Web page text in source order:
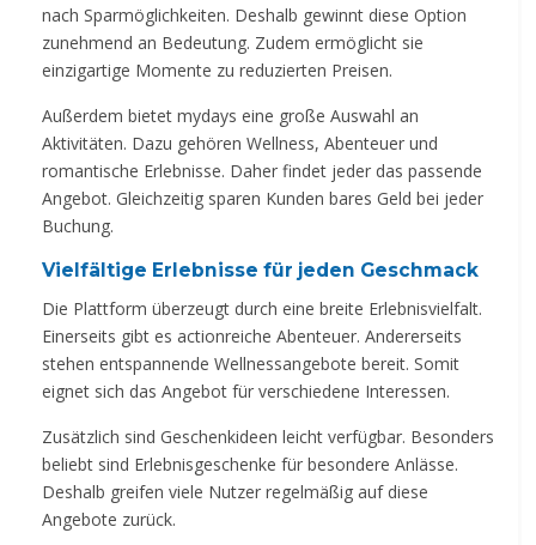
nach Sparmöglichkeiten. Deshalb gewinnt diese Option
zunehmend an Bedeutung. Zudem ermöglicht sie
einzigartige Momente zu reduzierten Preisen.
Außerdem bietet mydays eine große Auswahl an
Aktivitäten. Dazu gehören Wellness, Abenteuer und
romantische Erlebnisse. Daher findet jeder das passende
Angebot. Gleichzeitig sparen Kunden bares Geld bei jeder
Buchung.
Vielfältige Erlebnisse für jeden Geschmack
Die Plattform überzeugt durch eine breite Erlebnisvielfalt.
Einerseits gibt es actionreiche Abenteuer. Andererseits
stehen entspannende Wellnessangebote bereit. Somit
eignet sich das Angebot für verschiedene Interessen.
Zusätzlich sind Geschenkideen leicht verfügbar. Besonders
beliebt sind Erlebnisgeschenke für besondere Anlässe.
Deshalb greifen viele Nutzer regelmäßig auf diese
Angebote zurück.